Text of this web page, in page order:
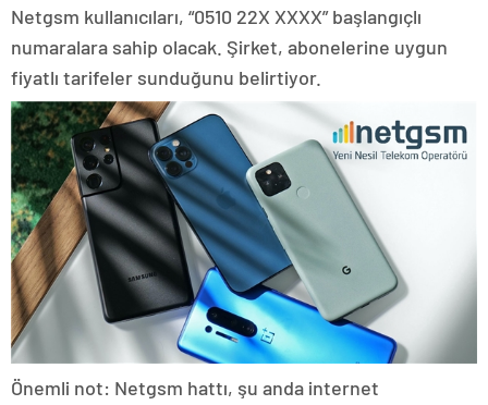
Netgsm kullanıcıları, “0510 22X XXXX” başlangıçlı
numaralara sahip olacak. Şirket, abonelerine uygun
fiyatlı tarifeler sunduğunu belirtiyor.
Önemli not: Netgsm hattı, şu anda internet